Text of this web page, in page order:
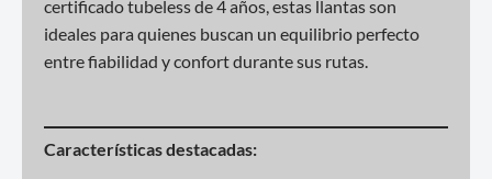
certificado tubeless de 4 años, estas llantas son
ideales para quienes buscan un equilibrio perfecto
entre fiabilidad y confort durante sus rutas.
Características destacadas: